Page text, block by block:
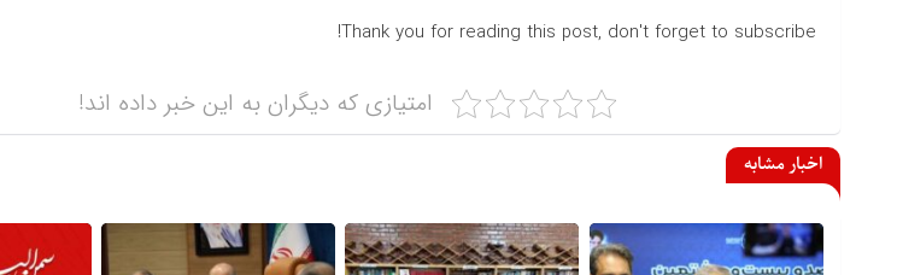
Thank you for reading this post, don't forget to subscribe!
امتیازی که دیگران به این خبر داده اند!
اخبار مشابه